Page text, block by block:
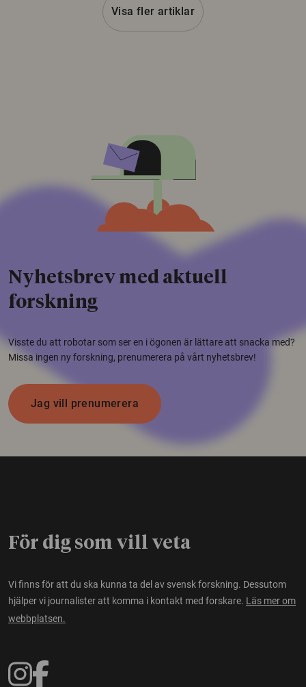
Visa fler artiklar
Nyhetsbrev med aktuell
forskning
Visste du att robotar som ser en i ögonen är lättare att snacka med?
Missa ingen ny forskning, prenumerera på vårt nyhetsbrev!
Jag vill prenumerera
För dig som vill veta
Vi finns för att du ska kunna ta del av svensk forskning. Dessutom
hjälper vi journalister att komma i kontakt med forskare. Läs mer om
webbplatsen.